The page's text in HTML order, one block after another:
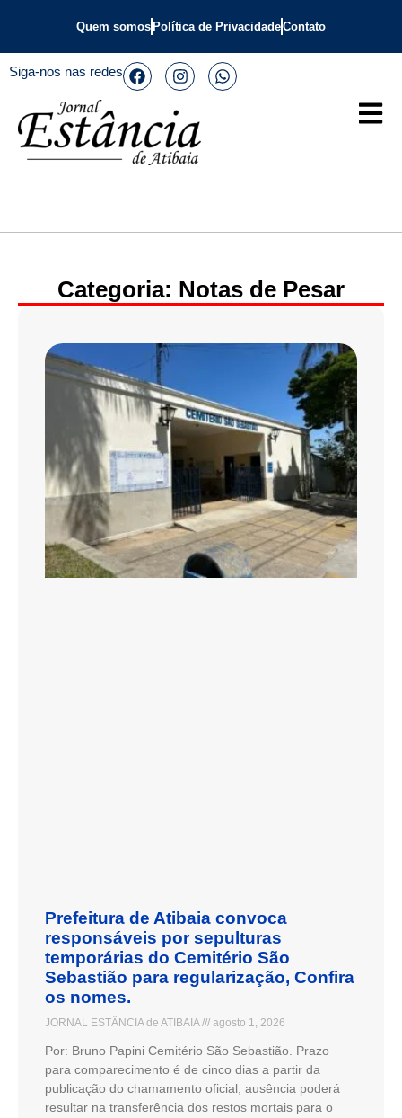
Quem somos Política de PrivacidadeContato
Siga-nos nas redes
Categoria: Notas de Pesar
Prefeitura de Atibaia convoca
responsáveis por sepulturas
temporárias do Cemitério São
Sebastião para regularização, Confira
os nomes.
JORNAL ESTÂNCIA de ATIBAIA agosto 1, 2026
Por: Bruno Papini Cemitério São Sebastião. Prazo
para comparecimento é de cinco dias a partir da
publicação do chamamento oficial; ausência poderá
resultar na transferência dos restos mortais para o